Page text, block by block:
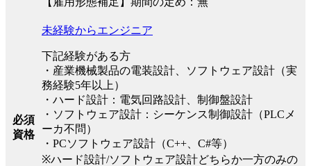
必須
資格
未経験からエンジニア
下記経験がある方
・産業機械製品の電装設計、ソフトウェア設計（実
務経験5年以上）
・ハード設計：電気回路設計、制御盤設計
・ソフトウェア設計：シーケンス制御設計（PLCメ
ーカ不問）
・PCソフトウェア設計（C++、C#等）
※ハード設計/ソフトウェア設計どちらか一方のみの